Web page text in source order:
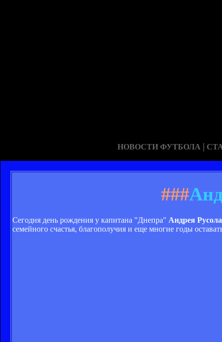
НОВОСТИ ФУТБОЛА |
###
Сегодня день рождения у капитана "Днепра" Андрея Русола
семейного счастья, благополучия и еще многие годы